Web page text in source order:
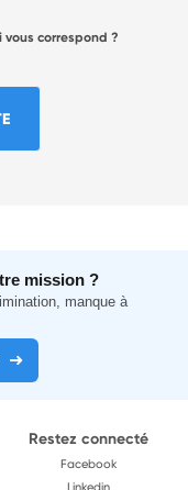
correspond ?
mission ?
manque à
Restez connecté
Facebook
Linkedin